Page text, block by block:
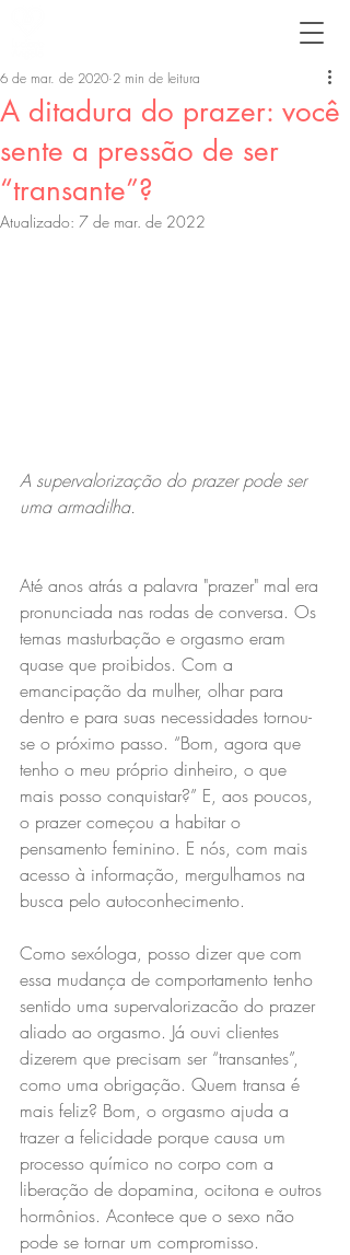
A ditadura do prazer: você
sente a pressão de ser
“transante”?
6 de mar. de 2020 2 min de leitura
Atualizado: 7 de mar. de 2022
A supervalorização do prazer pode ser
uma armadilha.
Até anos atrás a palavra "prazer" mal era
pronunciada nas rodas de conversa. Os
temas masturbação e orgasmo eram
quase que proibidos. Com a
emancipação da mulher, olhar para
dentro e para suas necessidades tornou-
se o próximo passo. “Bom, agora que
tenho o meu próprio dinheiro, o que
mais posso conquistar?” E, aos poucos,
o prazer começou a habitar o
pensamento feminino. E nós, com mais
acesso à informação, mergulhamos na
busca pelo autoconhecimento.
Como sexóloga, posso dizer que com
essa mudança de comportamento tenho
sentido uma supervalorizacão do prazer
aliado ao orgasmo. Já ouvi clientes
dizerem que precisam ser “transantes”,
como uma obrigação. Quem transa é
mais feliz? Bom, o orgasmo ajuda a
trazer a felicidade porque causa um
processo químico no corpo com a
liberação de dopamina, ocitona e outros
hormônios. Acontece que o sexo não
pode se tornar um compromisso.